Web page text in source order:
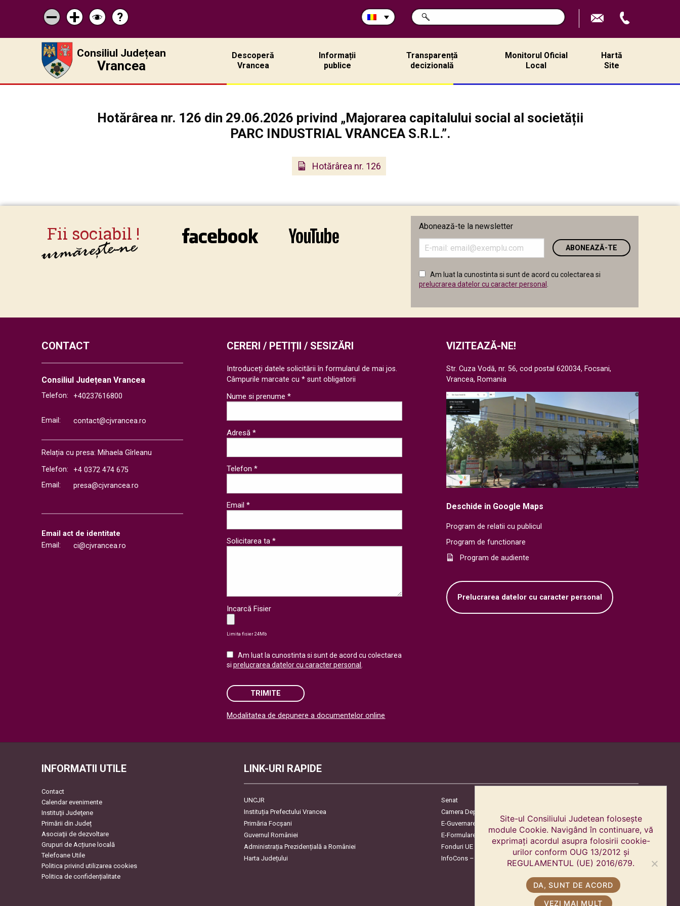
Micșorează
scrisul
Mărește
scrisul
Schimbă
contrastul
Pagina
de
ajutor
?
Caută
în
CAUTĂ
Consiliul Județean
Vrancea
Descoperă
Vrancea
Informații
publice
Transparență
decizională
Monitorul Oficial
Local
Hartă
Site
Hotărârea nr. 126 din 29.06.2026 privind „Majorarea capitalului social al societății
PARC INDUSTRIAL VRANCEA S.R.L.”.
Hotărârea nr. 126
Abonează-te la newsletter
adresa
email
în
câmpul
Am luat la cunostinta si sunt de acord cu colectarea si
prelucrarea datelor cu caracter personal .
CONTACT
Consiliul Județean Vrancea
Telefon: +40237616800
Email: contact@cjvrancea.ro
Relația cu presa: Mihaela Gîrleanu
Telefon:
+4 0372 474 675
Email:
presa@cjvrancea.ro
Email act de identitate
Email:
ci@cjvrancea.ro
VIZITEAZĂ-NE!
Str. Cuza Vodă, nr. 56, cod postal 620034, Focsani,
Vrancea, Romania
Deschide in Google Maps
Program de relatii cu publicul
Program de functionare
Program de audiente
Prelucrarea datelor cu caracter personal
CERERI / PETIȚII / SESIZĂRI
Introduceți datele solicitării în formularul de mai jos.
Câmpurile marcate cu * sunt obligatorii
Nume si prenume *
Adresă *
Telefon *
Email *
Solicitarea ta *
Incarcă Fisier
Limita fisier 24Mb
Am luat la cunostinta si sunt de acord cu colectarea
siprelucrarea datelor cu caracter personal.
TRIMITE
Modalitatea de depunere a documentelor online
INFORMATII UTILE
Contact
Calendar evenimente
Instituţii Judeţene
Primării din Județ
Asociaţii de dezvoltare
Grupuri de Acțiune locală
Telefoane Utile
Politica privind utilizarea cookies
Politica de confidențialitate
LINK-URI RAPIDE
UNCJR
Senat
Instituția Prefectului Vrancea
Camera Deputaților
Primăria Focşani
E-Guvernare
Guvernul României
E-Formulare
Administrația Prezidențială a României
Fonduri UE
Harta Județului
InfoCons – Protecția Consumatorilor
Site-ul Consiliului Judetean folosește
module Cookie. Navigând în continuare, vă
exprimați acordul asupra folosirii cookie-
urilor conform OUG 13/2012 și
REGULAMENTUL (UE) 2016/679.
DA, SUNT DE ACORD
VEZI MAI MULT